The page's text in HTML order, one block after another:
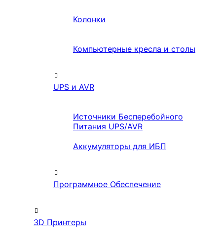
Колонки
Компьютерные кресла и столы
UPS и AVR
Источники Бесперебойного
Питания UPS/AVR
Аккумуляторы для ИБП
Программное Обеспечение
3D Принтеры